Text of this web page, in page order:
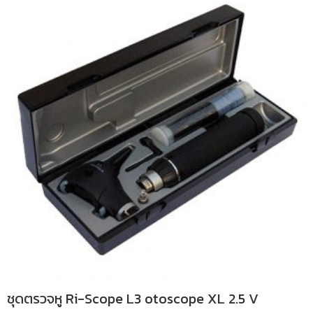
ชุดตรวจหู Ri-Scope L3 otoscope XL 2.5 V